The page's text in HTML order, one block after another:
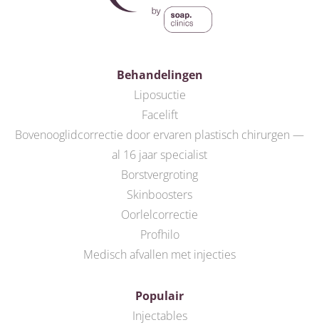
Behandelingen
Liposuctie
Facelift
Bovenooglidcorrectie door ervaren plastisch chirurgen —
al 16 jaar specialist
Borstvergroting
Skinboosters
Oorlelcorrectie
Profhilo
Medisch afvallen met injecties
Populair
Injectables